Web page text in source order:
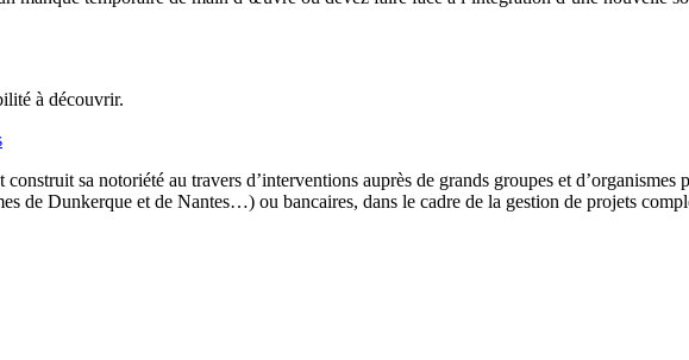
à découvrir.
sa notoriété au travers d’interventions auprès de grands groupes et
de Dunkerque et de Nantes…) ou bancaires, dans le cadre de la gestion de projets